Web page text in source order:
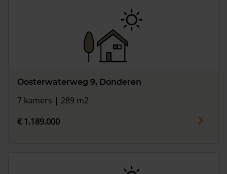
Oosterwaterweg 9, Donderen
7 kamers | 289 m2
€ 1.189.000